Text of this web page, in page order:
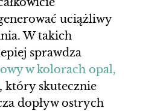
uciążliwy
W takich
sprawdza
w kolorach opal,
, który skutecznie
dopływ ostrych